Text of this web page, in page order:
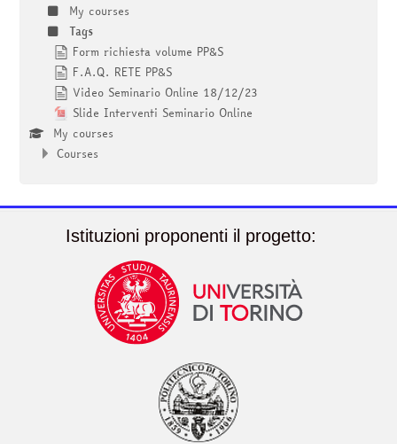
My courses
Tags
Form richiesta volume PP&S
F.A.Q. RETE PP&S
Video Seminario Online 18/12/23
Slide Interventi Seminario Online
My courses
Courses
Istituzioni proponenti il progetto: